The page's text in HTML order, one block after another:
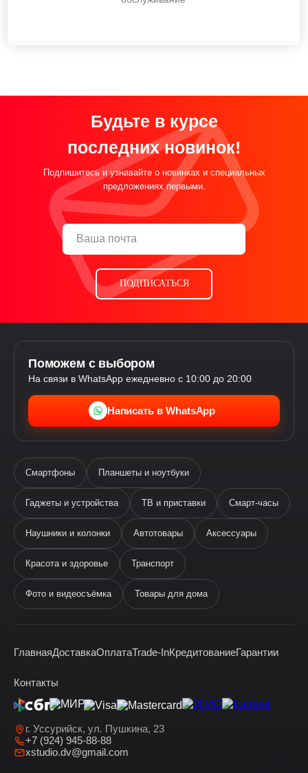
Будьте в курсе
последних новинок!
Подпишитесь и узнавайте о новинках и специальных
предложениях первыми.
ПОДПИСАТЬСЯ
Поможем с выбором
На связи в WhatsApp ежедневно с 10:00 до 20:00
Написать в WhatsApp
Смартфоны Планшеты и ноутбуки
Гаджеты и устройства ТВ и приставки Смарт-часы
Наушники и колонки Автотовары Аксессуары
Красота и здоровье Транспорт
Фото и видеосъёмка Товары для дома
ГлавнаяДоставкаОплатаTrade-InКредитованиеГарантии
Контакты
г. Уссурийск, ул. Пушкина, 23
+7 (924) 945-88-88
xstudio.dv@gmail.com
виртуальный помощник